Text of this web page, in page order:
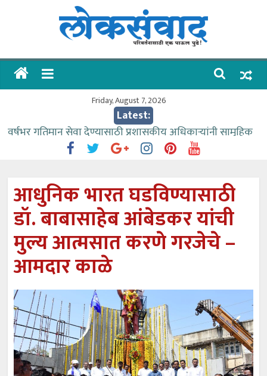
लोकसंवाद
ताज्या
Friday, August 7, 2026
Latest:
वर्षभर गतिमान सेवा देण्यासाठी प्रशासकीय अधिकाऱ्यांनी सामुहिक
प्रयत्न करावे – आमदार काळे
आत्मामालिक गुरूकूलाचे २२८ विद्यार्थी शिष्यवृत्तीस पात्र
ईच्छा आणि मेहनतीच्या बळावर यश मिळवता येते – शिवप्रसाद
पंडोरे
आमदार आशुतोष काळे यांचा वाढदिवस विविध सामाजिक
उपक्रमांनी साजरा
आधुनिक भारत घडविण्यासाठी
डॉ. बाबासाहेब आंबेडकर यांची
मुल्य आत्मसात करणे गरजेचे –
आमदार काळे